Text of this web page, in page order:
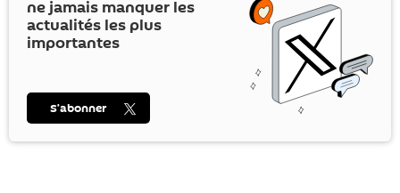
ne jamais manquer les
actualités les plus
importantes
S’abonner